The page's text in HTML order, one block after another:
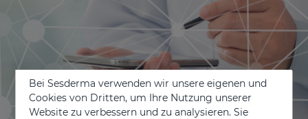
Bei Sesderma verwenden wir unsere eigenen und
Cookies von Dritten, um Ihre Nutzung unserer
Website zu verbessern und zu analysieren. Sie